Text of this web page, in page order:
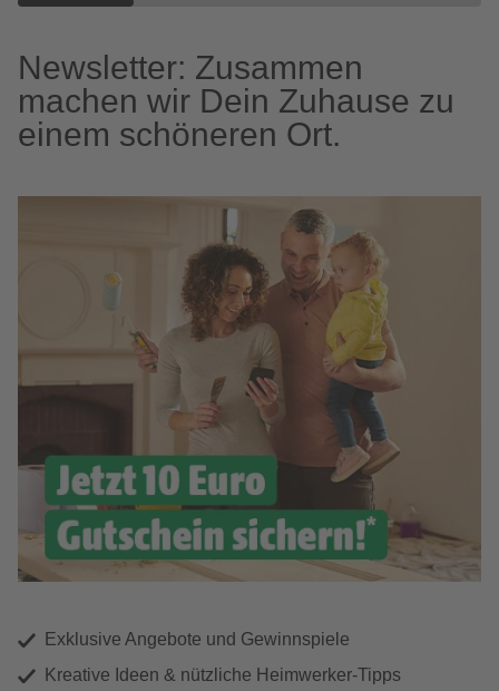
Newsletter: Zusammen
machen wir Dein Zuhause zu
einem schöneren Ort.
Exklusive Angebote und Gewinnspiele
Kreative Ideen & nützliche Heimwerker-Tipps